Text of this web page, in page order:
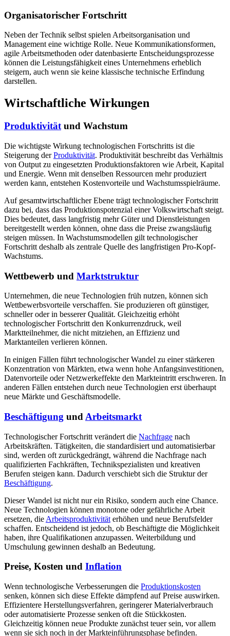
Organisatorischer Fortschritt
Neben der Technik selbst spielen Arbeitsorganisation und
Management eine wichtige Rolle. Neue Kommunikationsformen,
agile Arbeitsmethoden oder datenbasierte Entscheidungsprozesse
können die Leistungsfähigkeit eines Unternehmens erheblich
steigern, auch wenn sie keine klassische technische Erfindung
darstellen.
Wirtschaftliche Wirkungen
Produktivität und Wachstum
Die wichtigste Wirkung technologischen Fortschritts ist die
Steigerung derProduktivität. Produktivität beschreibt das Verhältnis
von Output zu eingesetzten Produktionsfaktoren wie Arbeit, Kapital
und Energie. Wenn mit denselben Ressourcen mehr produziert
werden kann, entstehen Kostenvorteile und Wachstumsspielräume.
Auf gesamtwirtschaftlicher Ebene trägt technologischer Fortschritt
dazu bei, dass das Produktionspotenzial einer Volkswirtschaft steigt.
Dies bedeutet, dass langfristig mehr Güter und Dienstleistungen
bereitgestellt werden können, ohne dass die Preise zwangsläufig
steigen müssen. In Wachstumsmodellen gilt technologischer
Fortschritt deshalb als zentrale Quelle des langfristigen Pro-Kopf-
Wachstums.
Wettbewerb und Marktstruktur
Unternehmen, die neue Technologien früh nutzen, können sich
Wettbewerbsvorteile verschaffen. Sie produzieren oft günstiger,
schneller oder in besserer Qualität. Gleichzeitig erhöht
technologischer Fortschritt den Konkurrenzdruck, weil
Marktteilnehmer, die nicht mitziehen, an Effizienz und
Marktanteilen verlieren können.
In einigen Fällen führt technologischer Wandel zu einer stärkeren
Konzentration von Märkten, etwa wenn hohe Anfangsinvestitionen,
Datenvorteile oder Netzwerkeffekte den Markteintritt erschweren. In
anderen Fällen entstehen durch neue Technologien erst überhaupt
neue Märkte und Geschäftsmodelle.
Beschäftigung und Arbeitsmarkt
Technologischer Fortschritt verändert die Nachfrage nach
Arbeitskräften. Tätigkeiten, die standardisiert und automatisierbar
sind, werden oft zurückgedrängt, während die Nachfrage nach
qualifizierten Fachkräften, Technikspezialisten und kreativen
Berufen steigen kann. Dadurch verschiebt sich die Struktur der
Beschäftigung.
Dieser Wandel ist nicht nur ein Risiko, sondern auch eine Chance.
Neue Technologien können monotone oder gefährliche Arbeit
ersetzen, die Arbeitsproduktivität erhöhen und neue Berufsfelder
schaffen. Entscheidend ist jedoch, ob Beschäftigte die Möglichkeit
haben, ihre Qualifikationen anzupassen. Weiterbildung und
Umschulung gewinnen deshalb an Bedeutung.
Preise, Kosten und Inflation
Wenn technologische Verbesserungen die Produktionskosten
senken, können sich diese Effekte dämpfend auf Preise auswirken.
Effizientere Herstellungsverfahren, geringerer Materialverbrauch
oder automatisierte Prozesse senken oft die Stückkosten.
Gleichzeitig können neue Produkte zunächst teuer sein, vor allem
wenn sie sich noch in der Markteinführungsphase befinden.